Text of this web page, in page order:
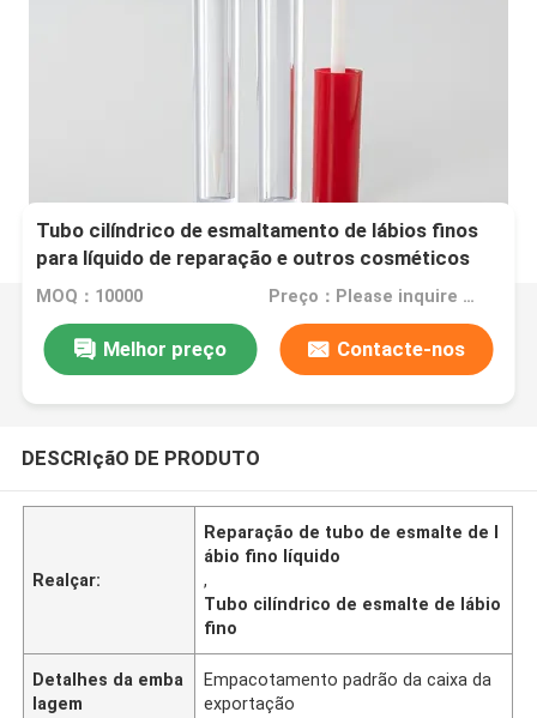
Tubo cilíndrico de esmaltamento de lábios finos
para líquido de reparação e outros cosméticos
MOQ：10000 Preço：Please inquire for price
Melhor preço Contacte-nos
DESCRIçãO DE PRODUTO
Realçar:
Reparação de tubo de esmalte de l
ábio fino líquido
,
Tubo cilíndrico de esmalte de lábio
fino
Detalhes da emba
lagem
Empacotamento padrão da caixa da
exportação